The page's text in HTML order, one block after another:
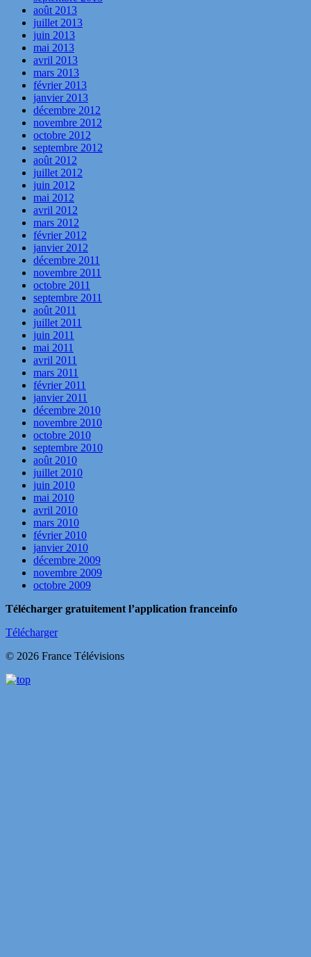
août 2013
juillet 2013
juin 2013
mai 2013
avril 2013
mars 2013
février 2013
janvier 2013
décembre 2012
novembre 2012
octobre 2012
septembre 2012
août 2012
juillet 2012
juin 2012
mai 2012
avril 2012
mars 2012
février 2012
janvier 2012
décembre 2011
novembre 2011
octobre 2011
septembre 2011
août 2011
juillet 2011
juin 2011
mai 2011
avril 2011
mars 2011
février 2011
janvier 2011
décembre 2010
novembre 2010
octobre 2010
septembre 2010
août 2010
juillet 2010
juin 2010
mai 2010
avril 2010
mars 2010
février 2010
janvier 2010
décembre 2009
novembre 2009
octobre 2009
Télécharger gratuitement l’application franceinfo
Télécharger
© 2026 France Télévisions